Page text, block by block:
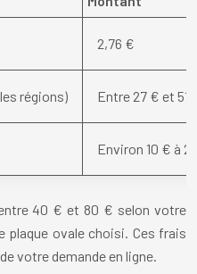
2,76 €
régions) Entre 27 € et 51
Environ 10 € à
40 € et 80 € selon votre
plaque ovale choisi. Ces frais
votre demande en ligne.